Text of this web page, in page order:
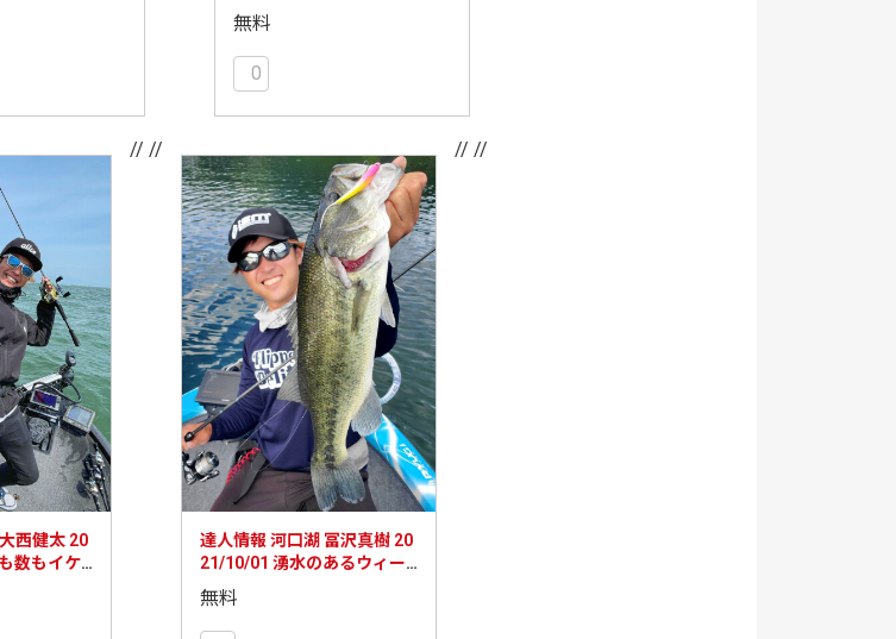
メ3パターンを紹介！
無料
0
西健太 20
数もイケ
きまし
// //
達人情報 河口湖 冨沢真樹 20
21/10/01 湧水のあるウィー
ドフラットにはバスが溜ま
る！
無料
// //